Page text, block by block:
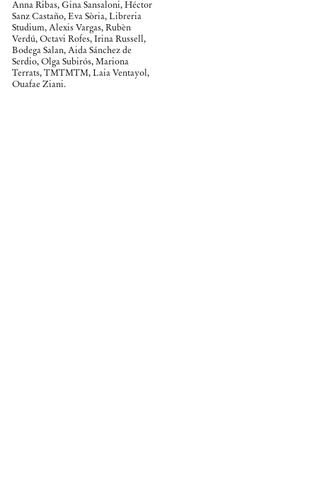
Anna Ribas, Gina Sansaloni, Héctor
Sanz Castaño, Eva Sòria, Libreria
Studium, Alexis Vargas, Rubèn
Verdú, Octavi Rofes, Irina Russell,
Bodega Salan, Aida Sánchez de
Serdio, Olga Subirós, Mariona
Terrats, TMTMTM, Laia Ventayol,
Ouafae Ziani.